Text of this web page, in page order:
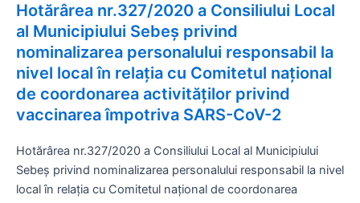
Hotărârea nr.327/2020 a Consiliului Local
al Municipiului Sebeș privind
nominalizarea personalului responsabil la
nivel local în relația cu Comitetul național
de coordonarea activităților privind
vaccinarea împotriva SARS-CoV-2
Hotărârea nr.327/2020 a Consiliului Local al Municipiului
Sebeș privind nominalizarea personalului responsabil la nivel
local în relația cu Comitetul național de coordonarea